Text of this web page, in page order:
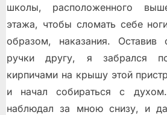
школы, расположенного
этажа, чтобы сломать себе
образом, наказания. Оставив
ручки другу, я забрался
кирпичами на крышу этой
и начал собираться с
наблюдал за мною снизу, и